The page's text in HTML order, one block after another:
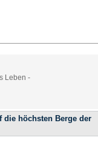
Leben -
die höchsten Berge der